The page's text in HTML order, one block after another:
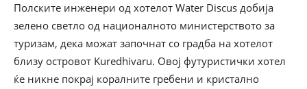
Полските инженери од хотелот Water Discus добија
зелено светло од националното министерството за
туризам, дека можат започнат со градба на хотелот
близу островот Kuredhivaru. Овој футуристички хотел
ќе никне покрај коралните гребени и кристално